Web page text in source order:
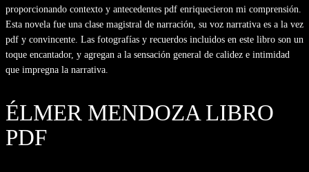
proporcionando contexto y antecedentes pdf enriquecieron mi comprensión.
Esta novela fue una clase magistral de narración, su voz narrativa es a la vez
pdf y convincente. Las fotografías y recuerdos incluidos en este libro son un
toque encantador, y agregan a la sensación general de calidez e intimidad
que impregna la narrativa.
ÉLMER MENDOZA LIBRO
PDF